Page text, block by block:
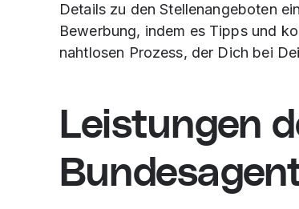
Details zu den Stellenangeboten
Bewerbung, indem es Tipps und
nahtlosen Prozess, der Dich bei
Leistungen